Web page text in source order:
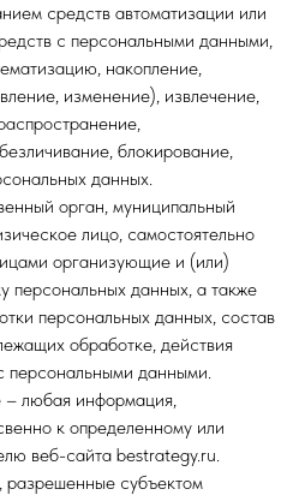
средств автоматизации или
с персональными данными,
накопление,
изменение), извлечение,
блокирование,
данных.
орган, муниципальный
лицо, самостоятельно
организующие и (или)
персональных данных, а также
персональных данных, состав
обработке, действия
персональными данными.
любая информация,
к определенному или
веб-сайта bestrategy.ru.
субъектом